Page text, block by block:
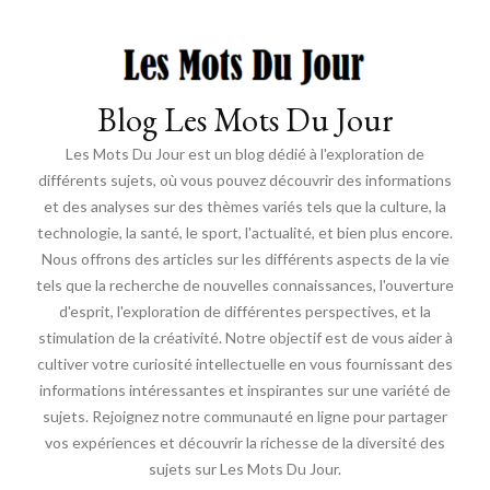
Blog Les Mots Du Jour
Les Mots Du Jour est un blog dédié à l'exploration de
différents sujets, où vous pouvez découvrir des informations
et des analyses sur des thèmes variés tels que la culture, la
technologie, la santé, le sport, l'actualité, et bien plus encore.
Nous offrons des articles sur les différents aspects de la vie
tels que la recherche de nouvelles connaissances, l'ouverture
d'esprit, l'exploration de différentes perspectives, et la
stimulation de la créativité. Notre objectif est de vous aider à
cultiver votre curiosité intellectuelle en vous fournissant des
informations intéressantes et inspirantes sur une variété de
sujets. Rejoignez notre communauté en ligne pour partager
vos expériences et découvrir la richesse de la diversité des
sujets sur Les Mots Du Jour.